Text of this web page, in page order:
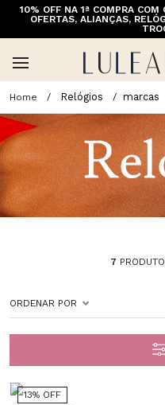
10% OFF NA 1ª COMPRA
OFERTAS, ALIANÇAS,
Relógios marcas
7
ORDENAR POR
13% OFF